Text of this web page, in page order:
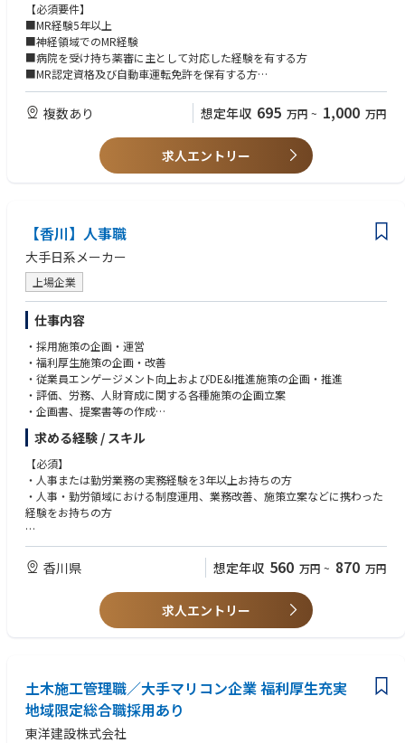
～関東エリア～（茨城県、栃木県、群馬県、埼玉県、千葉県、東京都、神
奈川県、山梨県、長野県）
・茨城県久慈郡【第３種電気主任技術者】
・茨城県常陸太田市【第３種電気主任技術者】
・茨城県つくばみらい市【第２種電気主任技術者】
・茨城県美浦村【第２種電気主任技術者】
・茨城県高萩市【第２種電気主任技術者】
・栃木県栃木市【第３種電気主任技術者】
・栃木県宇都宮市【第２種電気主任技術者】
・千葉県神埼町【第２種電気主任技術者】
・神奈川県厚木市【第２種電気主任技術者】
・神奈川県厚木市【第３種電気主任技術者】
・長野県諏訪市【第３種電気主任技術者】
・長野県木曽郡【第３種電気主任技術者】
・長野県木曽郡【第２種電気主任技術者】
・長野県松本市【第２種電気主任技術者】
・長野県駒ケ根市【第２種電気主任技術者】
～北陸、中部エリア～（新潟県、富山県、石川県、福井県、岐阜県、静岡
県、愛知県、三重県）
・新潟県阿賀野市【第３種電気主任技術者】
・富山県高岡市【第３種電気主任技術者】
・石川県宝達志水町【第３種電気主任技術者】
・石川県能美市【第３種電気主任技術者】
・石川県鳳珠郡穴水町【第２種電気主任技術者】
・石川県七尾市【第２種電気主任技術者】
・岐阜県高山市【第２種電気主任技術者】
・三重県伊勢市【第２種電気主任技術者】
～近畿エリア～（滋賀県、京都府、大阪府、兵庫県、奈良県、和歌山県）
・和歌山県和歌山市【第２種電気主任技術者】
・大阪府枚方市【第２種電気主任技術者】
・大阪府吹田市【第２種電気主任技術者】
県、香川県、愛媛県、高知県）
・広島県三次市【第２種電気主任技術者】
・山口県山口市【第２種電気主任技術者】
・山口県柳井市【第２種電気主任技術者】
【必須要件】
■MR経験5年以上
■神経領域でのMR経験
■病院を受け持ち薬審に主として対応した経験を有する方
■MR認定資格及び自動車運転免許を保有する方
■将来的な転勤に対応可能な方
【歓迎要件】
■論文を読み込める英語力
複数あり 想定年収 695 万円 ~ 1,000 万円
求人エントリー
【香川】人事職
大手日系メーカー
上場企業
仕事内容
・採用施策の企画・運営
・福利厚生施策の企画・改善
・従業員エンゲージメント向上およびDE&I推進施策の企画・推進
・評価、労務、人財育成に関する各種施策の企画立案
・企画書、提案書等の作成
・組織課題に対する改善提案および関係部門との調整
求める経験 / スキル
【必須】
・人事または勤労業務の実務経験を3年以上お持ちの方
・人事・勤労領域における制度運用、業務改善、施策立案などに携わった
経験をお持ちの方
【歓迎】
・企画書や提案書などを用いた社内提案・説明経験をお持ちの方
・事業所人事または・本社人事双方の経験をお持ちの方
・メーカーや工場における人事・勤労業務の経験をお持ちの方
香川県 想定年収 560 万円 ~ 870 万円
求人エントリー
土木施工管理職／大手マリコン企業 福利厚生充実
地域限定総合職採用あり
東洋建設株式会社